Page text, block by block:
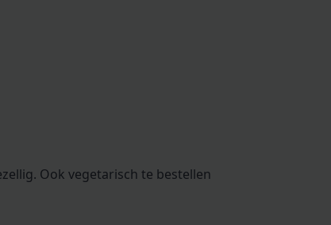
Ook vegetarisch te bestellen